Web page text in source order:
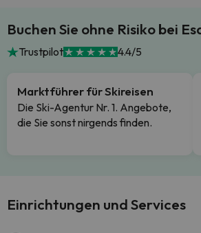
Buchen Sie ohne Risiko bei
Trustpilot 4.4/5
Marktführer für Skireisen
Die Ski-Agentur Nr. 1. Angebote,
die Sie sonst nirgends finden.
Einrichtungen und Services